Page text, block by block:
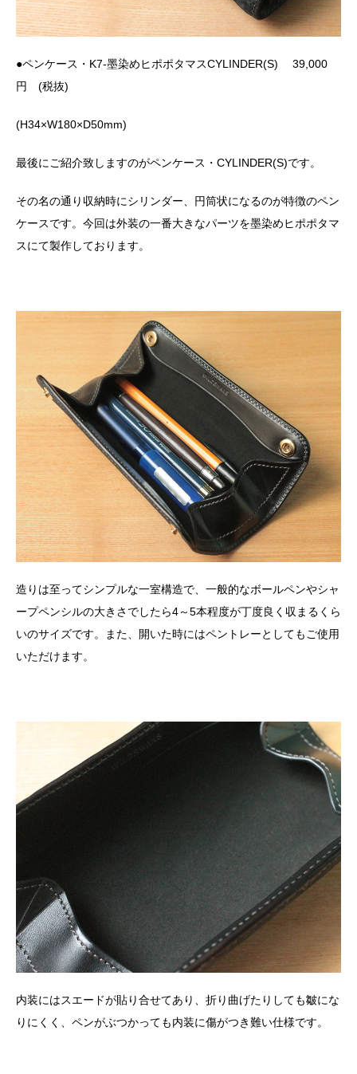
●ペンケース・K7-墨染めヒポポタマスCYLINDER(S) 39,000
円 (税抜)
(H34×W180×D50mm)
最後にご紹介致しますのがペンケース・ CYLINDER(S)です。
その名の通り収納時にシリンダー、円筒状になるのが特徴のペン
ケースです。今回は外装の一番大きなパーツを墨染めヒポポタマ
スにて製作しております。
造りは至ってシンプルな一室構造で、一般的なボールペンやシャ
ープペンシルの大きさでしたら4～5本程度が丁度良く収まるくら
いのサイズです。また、開いた時にはペントレーとしてもご使用
いただけます。
内装にはスエードが貼り合せてあり、折り曲げたりしても皺にな
りにくく、ペンがぶつかっても内装に傷がつき難い仕様です。